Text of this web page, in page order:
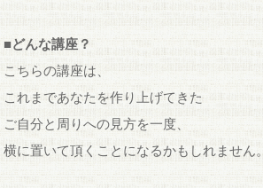
■どんな講座？
こちらの講座は、
これまであなたを作り上げてきた
ご自分と周りへの見方を一度、
横に置いて頂くことになるかもしれません。